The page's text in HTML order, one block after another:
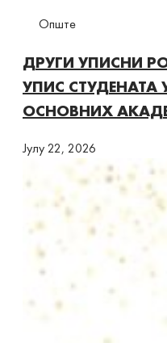
Опште
ДРУГИ УПИСНИ
УПИС СТУДЕНАТА
ОСНОВНИХ
Јулy 22, 2026